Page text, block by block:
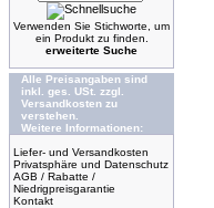
Verwenden Sie Stichworte, um
ein Produkt zu finden.
erweiterte Suche
Alle Preisangaben sind
inkl. ges. USt. zzgl.
Versandkosten zu
verstehen.
Weitere Informationen:
Liefer- und Versandkosten
Privatsphäre und Datenschutz
AGB / Rabatte /
Niedrigpreisgarantie
Kontakt